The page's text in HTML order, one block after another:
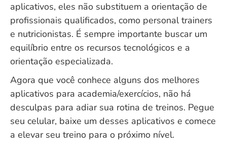
aplicativos, eles não substituem a orientação de
profissionais qualificados, como personal trainers
e nutricionistas. É sempre importante buscar um
equilíbrio entre os recursos tecnológicos e a
orientação especializada.
Agora que você conhece alguns dos melhores
aplicativos para academia/exercícios, não há
desculpas para adiar sua rotina de treinos. Pegue
seu celular, baixe um desses aplicativos e comece
a elevar seu treino para o próximo nível.